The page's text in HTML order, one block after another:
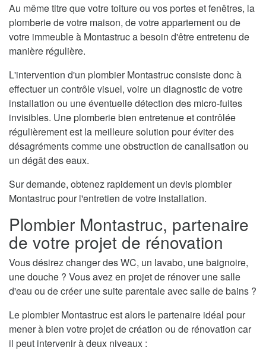
Au même titre que votre toiture ou vos portes et fenêtres, la
plomberie de votre maison, de votre appartement ou de
votre immeuble à Montastruc a besoin d'être entretenu de
manière régulière.
L'intervention d'un plombier Montastruc consiste donc à
effectuer un contrôle visuel, voire un diagnostic de votre
installation ou une éventuelle détection des micro-fuites
invisibles. Une plomberie bien entretenue et contrôlée
régulièrement est la meilleure solution pour éviter des
désagréments comme une obstruction de canalisation ou
un dégât des eaux.
Sur demande, obtenez rapidement un devis plombier
Montastruc pour l'entretien de votre installation.
Plombier Montastruc, partenaire
de votre projet de rénovation
Vous désirez changer des WC, un lavabo, une baignoire,
une douche ? Vous avez en projet de rénover une salle
d'eau ou de créer une suite parentale avec salle de bains ?
Le plombier Montastruc est alors le partenaire idéal pour
mener à bien votre projet de création ou de rénovation car
il peut intervenir à deux niveaux :